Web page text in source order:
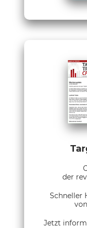
der
Schneller
Jetzt